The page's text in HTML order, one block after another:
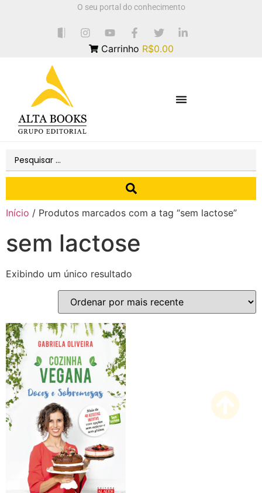
O seu portal do conhecimento
Carrinho R$0.00
Início / Produtos marcados com a tag “sem lactose”
sem lactose
Exibindo um único resultado